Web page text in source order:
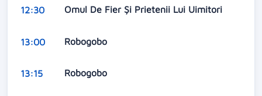
12:30 Omul De Fier Și Prietenii Lui Uimitori
13:00 Robogobo
13:15 Robogobo